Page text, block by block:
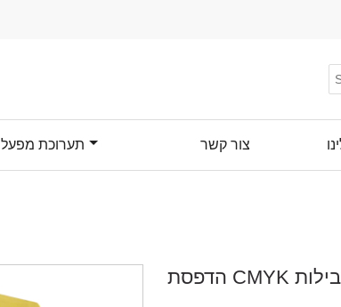
תערוכת מפעל צור קשר